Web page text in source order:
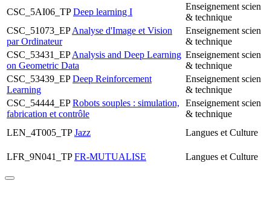
CSC_5AI06_TP Deep learning I
Enseignement
& technique
CSC_51073_EP Analyse d'Image et Vision
par Ordinateur
Enseignement
& technique
CSC_53431_EP Analysis and Deep Learning
on Geometric Data
Enseignement
& technique
CSC_53439_EP Deep Reinforcement
Learning
Enseignement
& technique
CSC_54444_EP Robots souples : simulation,
fabrication et contrôle
Enseignement
& technique
LEN_4T005_TP Jazz Langues et Culture
LFR_9N041_TP FR-MUTUALISE Langues et Culture